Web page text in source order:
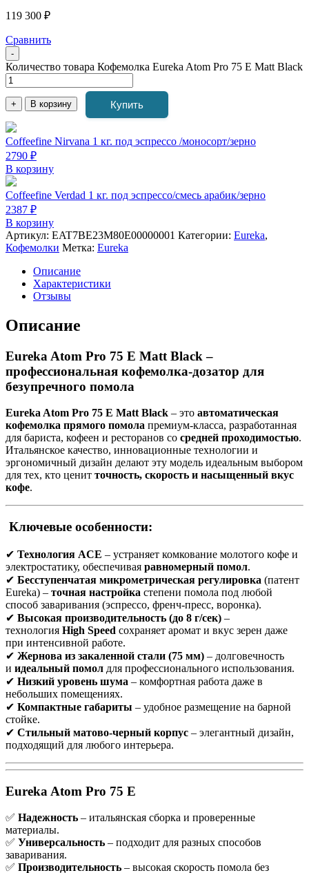
119 300 ₽
Сравнить
-
Количество товара Кофемолка Eureka Atom Pro 75 E Matt Black
+ В корзину Купить
Coffeefine Nirvana 1 кг. под эспрессо /моносорт/зерно
2790 ₽
В корзину
Coffeefine Verdad 1 кг. под эспрессо/смесь арабик/зерно
2387 ₽
В корзину
Артикул: EAT7BE23M80E00000001 Категории: Eureka,
Кофемолки Метка: Eureka
Описание
Характеристики
Отзывы
Описание
Eureka Atom Pro 75 E Matt Black –
профессиональная кофемолка-дозатор для
безупречного помола
Eureka Atom Pro 75 E Matt Black – это автоматическая
кофемолка прямого помола премиум-класса, разработанная
для бариста, кофеен и ресторанов со средней проходимостью.
Итальянское качество, инновационные технологии и
эргономичный дизайн делают эту модель идеальным выбором
для тех, кто ценит точность, скорость и насыщенный вкус
кофе.
Ключевые особенности:
✔ Технология ACE – устраняет комкование молотого кофе и
электростатику, обеспечивая равномерный помол.
✔ Бесступенчатая микрометрическая регулировка (патент
Eureka) – точная настройка степени помола под любой
способ заваривания (эспрессо, френч-пресс, воронка).
✔ Высокая производительность (до 8 г/сек) –
технология High Speed сохраняет аромат и вкус зерен даже
при интенсивной работе.
✔ Жернова из закаленной стали (75 мм) – долговечность
и идеальный помол для профессионального использования.
✔ Низкий уровень шума – комфортная работа даже в
небольших помещениях.
✔ Компактные габариты – удобное размещение на барной
стойке.
✔ Стильный матово-черный корпус – элегантный дизайн,
подходящий для любого интерьера.
Eureka Atom Pro 75 E
✅ Надежность – итальянская сборка и проверенные
материалы.
✅ Универсальность – подходит для разных способов
заваривания.
✅ Производительность – высокая скорость помола без